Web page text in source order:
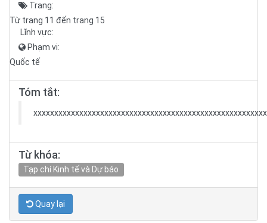
Trang:
Từ trang 11 đến trang 15
Lĩnh vực:
Phạm vi:
Quốc tế
Tóm tắt:
Từ khóa:
Tạp chí Kinh tế và Dự báo
Quay lại